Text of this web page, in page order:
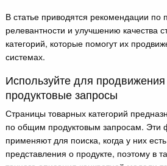
В статье приводятся рекомендации
релевантности и улучшению качества
категорий, которые помогут их
системах.
Используйте для
продуктовые запросы
Страницы товарных категорий
по общим продуктовым запросам. Эти
применяют для поиска, когда у них
представления о продукте, поэтому в